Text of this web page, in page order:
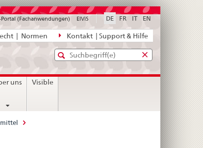
| Normen Kontakt | Support & Hilfe
DE FR IT EN
Portal (Fachanwendungen) ElViS
Standard-
Suche
Eingabefenster
diefür
uns Visible